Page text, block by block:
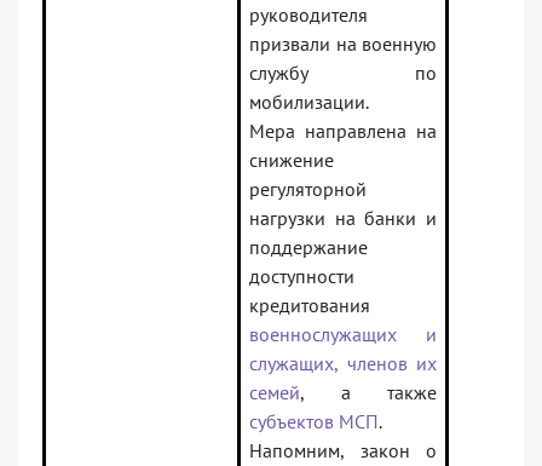
руководителя
призвали на военную
службу по
мобилизации.
Мера направлена на
снижение
регуляторной
нагрузки на банки и
поддержание
доступности
кредитования
военнослужащих и
служащих, членов их
семей, а также
субъектов МСП.
Напомним, закон о